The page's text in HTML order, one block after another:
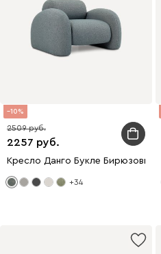
10
2257
2509
Кресло Данго Букле Бирюзовый
+34